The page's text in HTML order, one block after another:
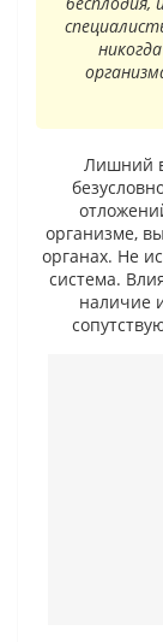
Лишний
организме,
органах. Не
система.
наличие